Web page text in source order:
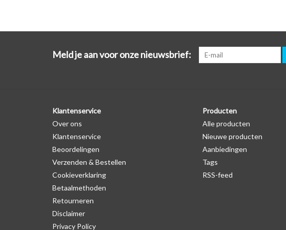
Meld je aan voor onze nieuwsbrief:
Klantenservice
Over ons
Klantenservice
Beoordelingen
Verzenden & Bestellen
Cookieverklaring
Betaalmethoden
Retourneren
Disclaimer
Privacy Policy
Producten
Alle producten
Nieuwe producten
Aanbiedingen
Tags
RSS-feed